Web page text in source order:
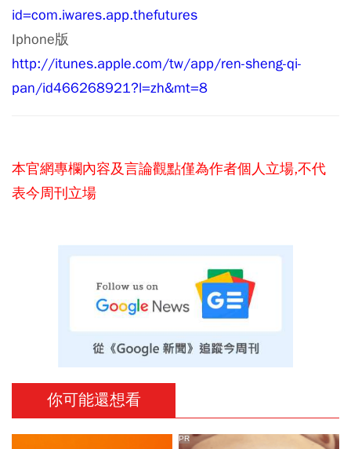
id=com.iwares.app.thefutures
Iphone版
http://itunes.apple.com/tw/app/ren-sheng-qi-
pan/id466268921?l=zh&mt=8
本官網專欄內容及言論觀點僅為作者個人立場,不代
表今周刊立場
你可能還想看
PR